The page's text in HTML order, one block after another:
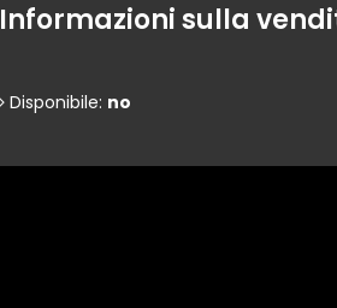
Informazioni sulla
Disponibile: no